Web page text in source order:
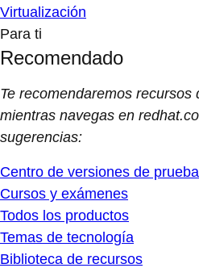
Virtualización
Para ti
Recomendado
Te recomendaremos
mientras navegas en
sugerencias:
Centro de versiones de
Cursos y exámenes
Todos los productos
Temas de tecnología
Biblioteca de recursos